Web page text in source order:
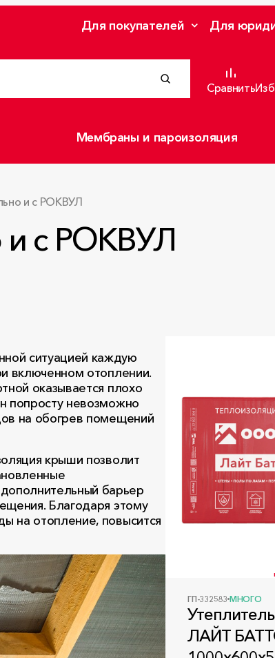
Для покупателей Для
Сравнить
Мембраны и пароизоляция
и с РОКВУЛ
и с РОКВУЛ
ситуацией каждую
включенном отоплении.
оказывается плохо
попросту невозможно
на обогрев помещений
крыши позволит
барьер
Благодаря этому
на отопление, повысится
ГП-332583 МНОГО
ЛАЙТ